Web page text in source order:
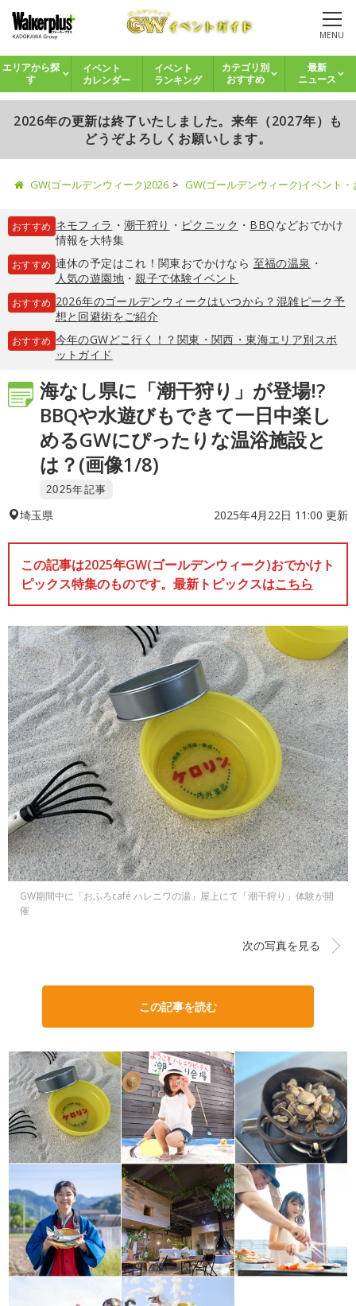
MENU
エリアから探
す
イベント
カレンダー
イベント
ランキング
カテゴリ別
おすすめ
最新
ニュース
2026年の更新は終了いたしました。来年（2027年）も
どうぞよろしくお願いします。
GW(ゴールデンウィーク)2026 GW(ゴールデンウィーク)イベント
おすすめ ネモフィラ ・ 潮干狩り ・ ピクニック ・ BBQなどおでかけ
情報を大特集
おすすめ 連休の予定はこれ！関東おでかけなら 至福の温泉 ・
人気の遊園地・親子で体験イベント
おすすめ 2026年のゴールデンウィークはいつから？混雑ピーク予
想と回避術をご紹介
おすすめ 今年のGWどこ行く！？関東・関西・東海エリア別スポ
ットガイド
海なし県に「潮干狩り」が登場!?
BBQや水遊びもできて一日中楽し
めるGWにぴったりな温浴施設と
は？(画像1/8)
2025年記事
埼玉県 2025年4月22日 11:00 更新
この記事は2025年GW(ゴールデンウィーク)おでかけト
ピックス特集のものです。最新トピックスはこちら
GW期間中に「おふろcafé ハレニワの湯」屋上にて「潮干狩り」体験が開
催
次の写真を見る
この記事を読む